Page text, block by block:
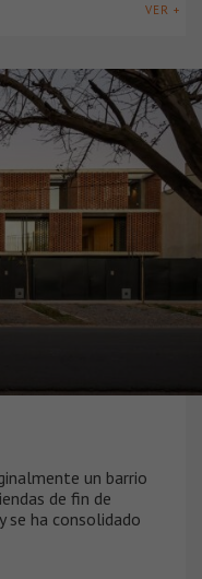
VER +
un barrio
de fin de
se ha consolidado